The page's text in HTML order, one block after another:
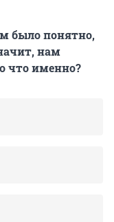
было понятно,
нам
что именно?